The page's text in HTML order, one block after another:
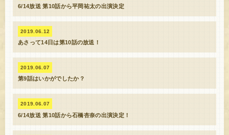
6/14放送 第10話から平岡祐太の出演決定
2019.06.12
あさって14日は第10話の放送！
2019.06.07
第9話はいかがでしたか？
2019.06.07
6/14放送 第10話から石橋杏奈の出演決定！